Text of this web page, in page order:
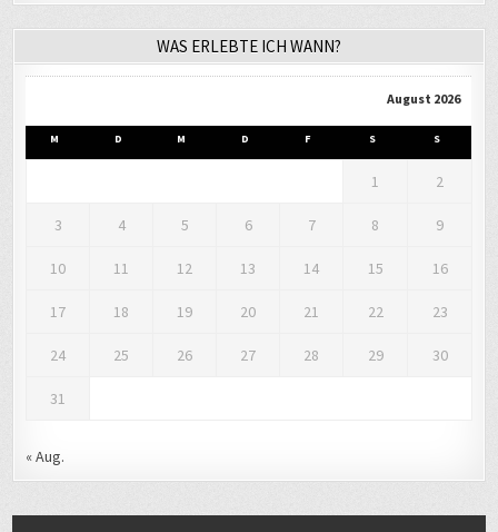
WAS ERLEBTE ICH WANN?
August 2026
M D M D F S S
1 2
3 4 5 6 7 8 9
10 11 12 13 14 15 16
17 18 19 20 21 22 23
24 25 26 27 28 29 30
31
« Aug.